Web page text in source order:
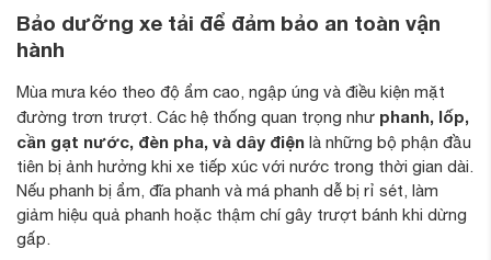
Đỗ Xe Và Bảo Quản Trong Mùa Nóng
Các Lưu Ý Chung Khi Bảo Dưỡng Xe Tải
Sử Dụng Dầu Nhớt Và Phụ Tùng Chính Hãng
Kiểm Tra Hệ Thống Truyền Động Và Treo
Chăm Sóc Hệ Thống Điện Và Ắc Quy
Duy Trì Thói Quen Lái Xe Hợp Lý
Ghi Nhớ Và Lưu Nhật Ký Bảo Dưỡng
Bảo dưỡng xe tải để đảm bảo an toàn vận
hành
Mùa mưa kéo theo độ ẩm cao, ngập úng và điều kiện mặt
đường trơn trượt. Các hệ thống quan trọng như phanh, lốp,
cần gạt nước, đèn pha, và dây điện là những bộ phận đầu
tiên bị ảnh hưởng khi xe tiếp xúc với nước trong thời gian dài.
Nếu phanh bị ẩm, đĩa phanh và má phanh dễ bị rỉ sét, làm
giảm hiệu quả phanh hoặc thậm chí gây trượt bánh khi dừng
gấp.